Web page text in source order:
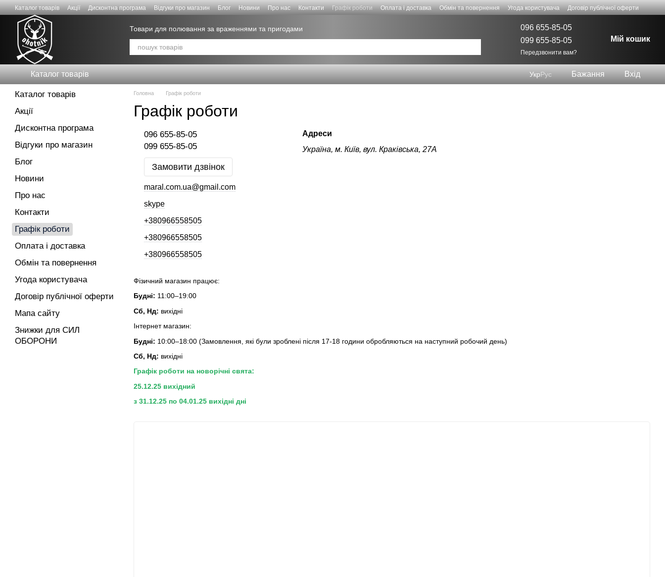
Перейти к основному контенту
Каталог товарів Акції Дисконтна програма Відгуки про магазин Блог Новини Про нас Контакти Графік роботи Оплата і доставка Обмін та повернення Угода користувача
Договір публічної оферти
Знижки для СИЛ ОБОРОНИ
Товари для полювання за враженнями та пригодами
096 655-85-05
099 655-85-05
Передзвонити вам?
Мій кошик
Каталог товарів УкрРус Бажання Вхід
Головна Графік роботи
Графік роботи
096 655-85-05
099 655-85-05
Замовити дзвінок
maral.com.ua@gmail.com
skype
+380966558505
+380966558505
+380966558505
Адреси
Україна, м. Київ, вул. Краківська, 27А
Фізичний магазин працює:
Будні: 11:00–19:00
Сб, Нд: вихідні
Інтернет магазин:
Будні: 10:00–18:00 (Замовлення, які були зроблені після 17-18 години обробляються на наступний робочий день)
Сб, Нд: вихідні
Графік роботи на новорічні свята:
25.12.25 вихідний
з 31.12.25 по 04.01.25 вихідні дні
Каталог товарів
Акції
Дисконтна програма
Відгуки про магазин
Блог
Новини
Про нас
Контакти
Графік роботи
Оплата і доставка
Обмін та повернення
Угода користувача
Договір публічної оферти
Мапа сайту
Знижки для СИЛ
ОБОРОНИ